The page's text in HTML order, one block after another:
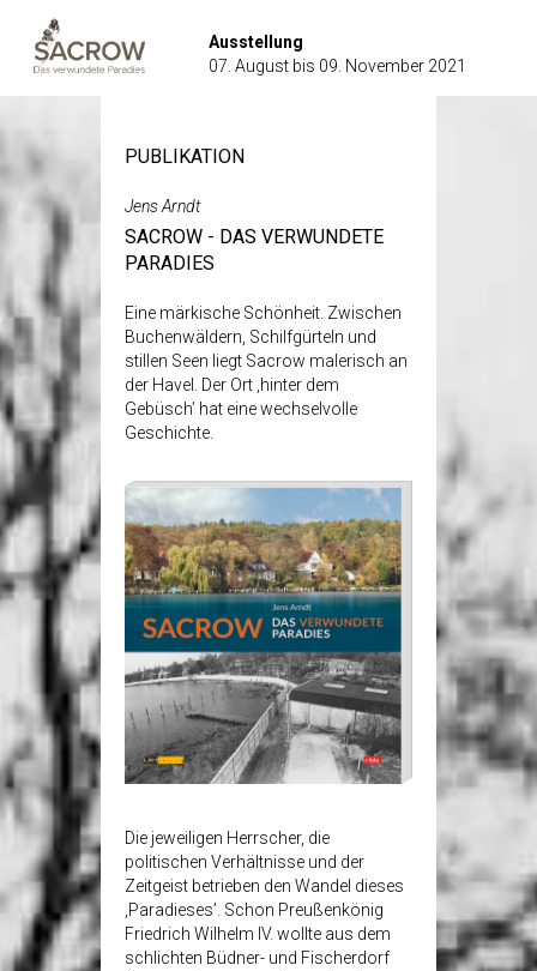
Sacrow
das
verwundete
Ausstellung
07. August bis 09. November 2021
PUBLIKATION
Jens Arndt
SACROW - DAS VERWUNDETE
PARADIES
Eine märkische Schönheit. Zwischen
Buchenwäldern, Schilfgürteln und
stillen Seen liegt Sacrow malerisch an
der Havel. Der Ort ‚hinter dem
Gebüsch’ hat eine wechselvolle
Geschichte.
Die jeweiligen Herrscher, die
politischen Verhältnisse und der
Zeitgeist betrieben den Wandel dieses
‚Paradieses’. Schon Preußenkönig
Friedrich Wilhelm IV. wollte aus dem
schlichten Büdner- und Fischerdorf